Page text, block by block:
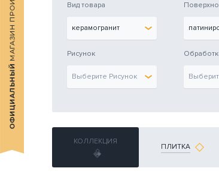
Вид товара
керамогранит
Рисунок
Выберите Рисунок
КОЛЛЕКЦИЯ
ПЛИТКА